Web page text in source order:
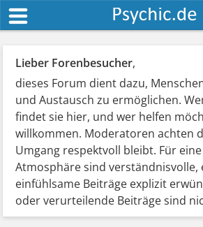
Lieber Forenbesucher,
dieses Forum dient dazu,
und Austausch zu ermöglichen.
findet sie hier, und wer helfen
willkommen. Moderatoren achten
Umgang respektvoll bleibt. Für
Atmosphäre sind
einfühlsame Beiträge explizit
oder verurteilende Beiträge sind